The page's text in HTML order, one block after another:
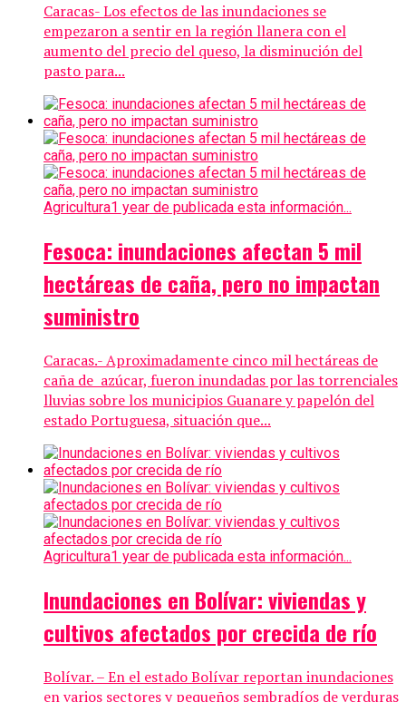
Caracas- Los efectos de las inundaciones se
empezaron a sentir en la región llanera con el
aumento del precio del queso, la disminución del
pasto para...
Agricultura1 year de publicada esta información...
Fesoca: inundaciones afectan 5 mil
hectáreas de caña, pero no impactan
suministro
Caracas.- Aproximadamente cinco mil hectáreas de
caña de azúcar, fueron inundadas por las torrenciales
lluvias sobre los municipios Guanare y papelón del
estado Portuguesa, situación que...
Agricultura1 year de publicada esta información...
Inundaciones en Bolívar: viviendas y
cultivos afectados por crecida de río
Bolívar. – En el estado Bolívar reportan inundaciones
en varios sectores y pequeños sembradíos de verduras